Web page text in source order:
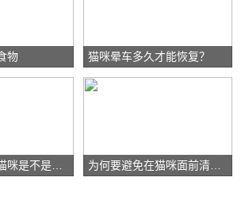
物 猫咪晕车多久才能恢复？